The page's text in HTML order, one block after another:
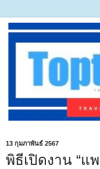
13 กุมภาพันธ์ 2567
พิธีเปิดงาน “แ